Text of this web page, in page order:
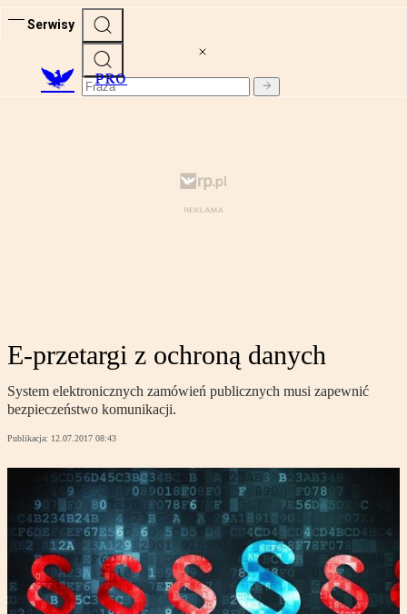
Serwisy
PRO
E-przetargi z ochroną danych
System elektronicznych zamówień publicznych musi zapewnić
bezpieczeństwo komunikacji.
Publikacja: 12.07.2017 08:43